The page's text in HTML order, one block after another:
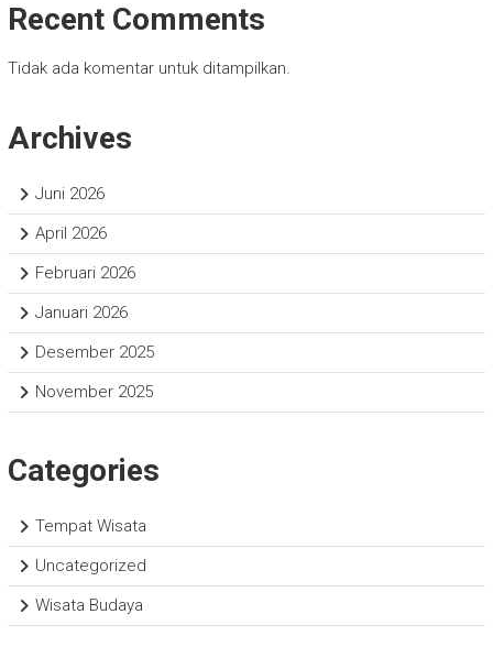
Recent Comments
Tidak ada komentar untuk ditampilkan.
Archives
Juni 2026
April 2026
Februari 2026
Januari 2026
Desember 2025
November 2025
Categories
Tempat Wisata
Uncategorized
Wisata Budaya